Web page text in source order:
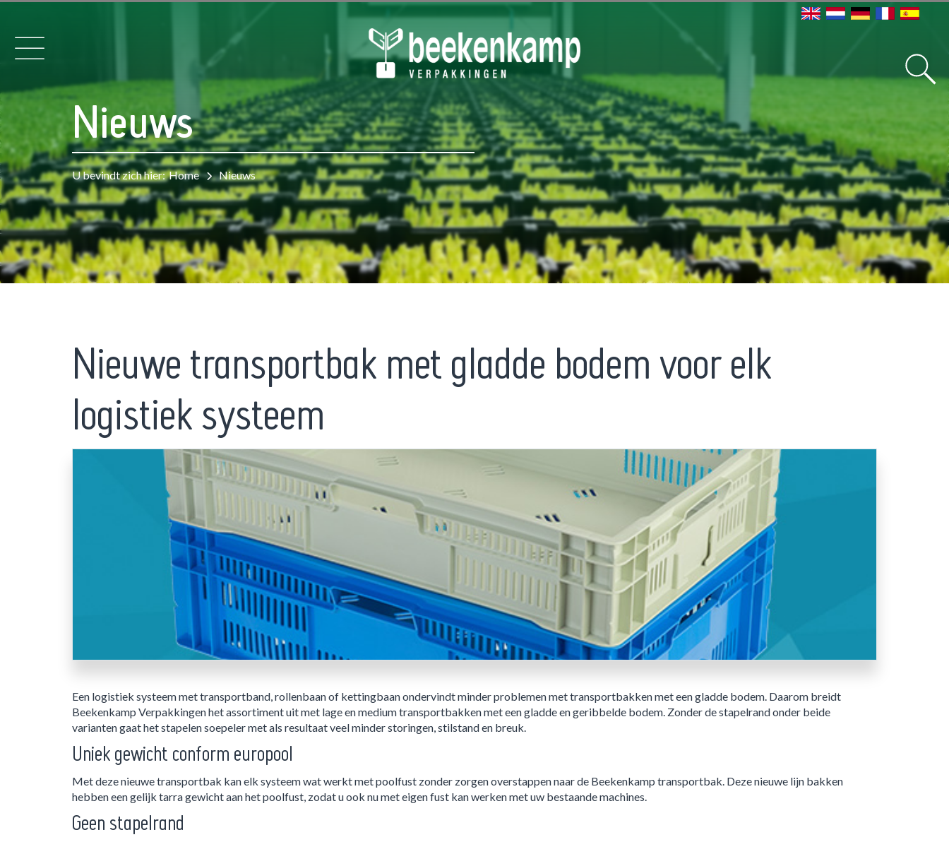
Nieuws
U bevindt zich hier: Home Nieuws
Nieuwe transportbak met gladde bodem voor elk
logistiek systeem
Een logistiek systeem met transportband, rollenbaan of kettingbaan ondervindt minder problemen met transportbakken met een gladde bodem. Daarom breidt
Beekenkamp Verpakkingen het assortiment uit met lage en medium transportbakken met een gladde en geribbelde bodem. Zonder de stapelrand onder beide
varianten gaat het stapelen soepeler met als resultaat veel minder storingen, stilstand en breuk.
Uniek gewicht conform europool
Met deze nieuwe transportbak kan elk systeem wat werkt met poolfust zonder zorgen overstappen naar de Beekenkamp transportbak. Deze nieuwe lijn bakken
hebben een gelijk tarra gewicht aan het poolfust, zodat u ook nu met eigen fust kan werken met uw bestaande machines.
Geen stapelrand